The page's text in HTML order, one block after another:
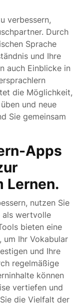
verbessern,
Durch
Sprache
und Ihre
auch Einblicke in
die Möglichkeit,
und neue
Sie gemeinsam
Apps
Lernen.
nutzen Sie
als wertvolle
bieten eine
Ihr Vokabular
und Ihre
regelmäßige
können
vertiefen und
die Vielfalt der